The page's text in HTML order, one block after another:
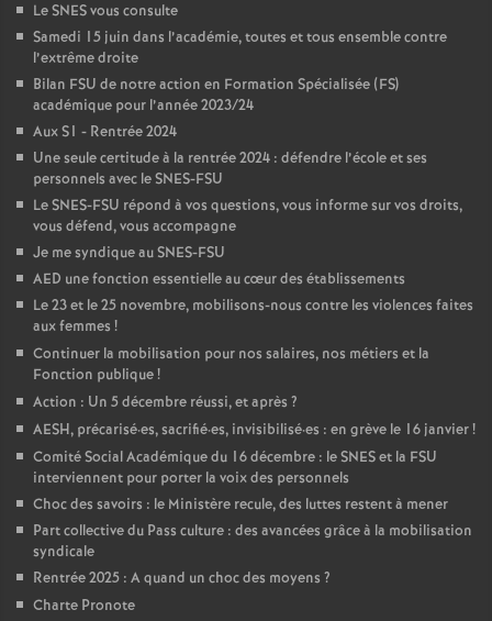
é
O
r
l
é
a
s
T
o
Le SNES vous consulte
Samedi 15 juin dans l’académie, toutes et tous ensemble contre
l’extrême droite
Bilan FSU de notre action en Formation Spécialisée (FS)
académique pour l’année 2023/24
Aux S1 - Rentrée 2024
Une seule certitude à la rentrée 2024 : défendre l’école et ses
personnels avec le SNES-FSU
Le SNES-FSU répond à vos questions, vous informe sur vos droits,
vous défend, vous accompagne
Je me syndique au SNES-FSU
AED une fonction essentielle au cœur des établissements
Le 23 et le 25 novembre, mobilisons-nous contre les violences faites
aux femmes !
Continuer la mobilisation pour nos salaires, nos métiers et la
Fonction publique!
Action : Un 5 décembre réussi, et après ?
AESH, précarisé·es, sacrifié·es, invisibilisé·es : en grève le 16 janvier!
Comité Social Académique du 16 décembre : le SNES et la FSU
interviennent pour porter la voix des personnels
Choc des savoirs : le Ministère recule, des luttes restent à mener
Part collective du Pass culture : des avancées grâce à la mobilisation
syndicale
Rentrée 2025 : A quand un choc des moyens ?
Charte Pronote